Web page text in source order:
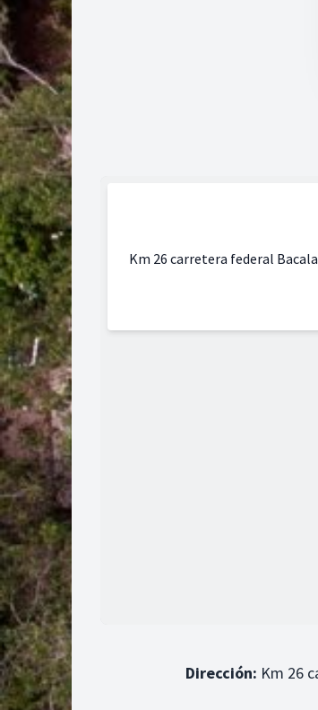
Km 26 carretera federal
Dirección: Km 26